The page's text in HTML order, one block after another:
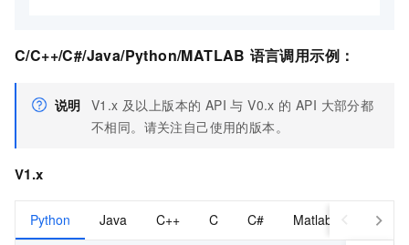
C/C++/C#/Java/Python/MATLAB 语言调用示例：
说明 V1.x 及以上版本的 API 与 V0.x 的 API 大部分都
不相同。请关注自己使用的版本。
V1.x
Python Java C++ C C# Matlab